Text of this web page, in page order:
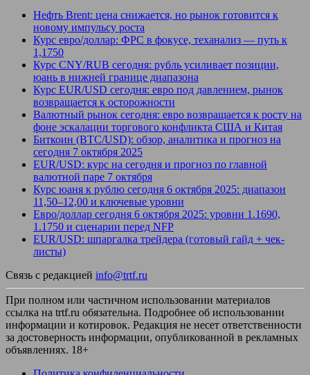
Нефть Brent: цена снижается, но рынок готовится к
новому импульсу роста
Курс евро/доллар: ФРС в фокусе, теханализ — путь к
1,1750
Курс CNY/RUB сегодня: рубль усиливает позиции,
юань в нижней границе диапазона
Курс EUR/USD сегодня: евро под давлением, рынок
возвращается к осторожности
Валютный рынок сегодня: евро возвращается к росту на
фоне эскалации торгового конфликта США и Китая
Биткоин (BTC/USD): обзор, аналитика и прогноз на
сегодня 7 октября 2025
EUR/USD: курс на сегодня и прогноз по главной
валютной паре 7 октября
Курс юаня к рублю сегодня 6 октября 2025: диапазон
11,50–12,00 и ключевые уровни
Евро/доллар сегодня 6 октября 2025: уровни 1.1690,
1.1750 и сценарии перед NFP
EUR/USD: шпаргалка трейдера (готовый гайд + чек-
листы)
Связь с редакцией info@trtf.ru
При полном или частичном использовании материалов
ссылка на trtf.ru обязательна. Подробнее об использовании
информации и котировок. Редакция не несет ответственности
за достоверность информации, опубликованной в рекламных
объявлениях. 18+